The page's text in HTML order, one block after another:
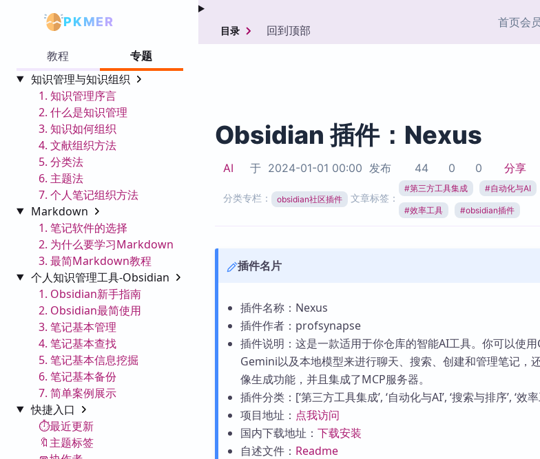
PKMER 首页会
加速访问 Obsidian 官方
市场
Zotero 插件
教程
专题
知识管理与知识组织
1. 知识管理序言
2. 什么是知识管理
3. 知识如何组织
4. 文献组织方法
5. 分类法
6. 主题法
7. 个人笔记组织方法
Markdown
1. 笔记软件的选择
2. 为什么要学习Markdown
3. 最简Markdown教程
个人知识管理工具-Obsidian
1. Obsidian新手指南
2. Obsidian最简使用
3. 笔记基本管理
4. 笔记基本查找
5. 笔记基本信息挖掘
6. 笔记基本备份
7. 简单案例展示
快捷入口
⏱️最近更新
🔖主题标签
目录 回到顶部
Obsidian 插件：Nexus
AI 于 2024-01-01 00:00 发布 44 0 0 分享
分类专栏： obsidian社区插件 文章标签：
#第三方工具集成 #自动化与AI
#效率工具 #obsidian插件
插件名片
插件名称：Nexus
插件作者：profsynapse
插件说明：这是一款适用于你仓库的智能AI工具。你可以使用
Gemini以及本地模型来进行聊天、搜索、创建和管理笔记，
像生成功能，并且集成了MCP服务器。
插件分类：[‘第三方工具集成’, ‘自动化与AI’, ‘搜索与排序’, ‘效
项目地址： 点我访问
国内下载地址： 下载安装
自述文件： Readme